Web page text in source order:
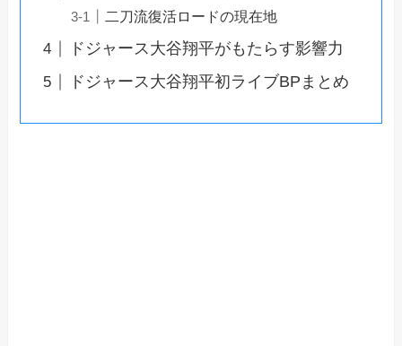
二刀流復活ロードの現在地
ドジャース大谷翔平がもたらす影響力
ドジャース大谷翔平初ライブBPまとめ